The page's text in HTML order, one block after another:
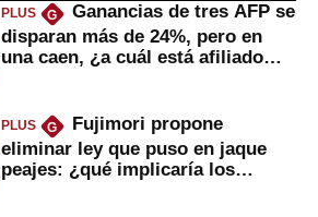
PLUS G
Ganancias de tres AFP se
disparan más de 24%, pero en
una caen, ¿a cuál está afiliado
PLUS G
Fujimori propone
eliminar ley que puso en jaque
peajes: ¿qué implicaría los